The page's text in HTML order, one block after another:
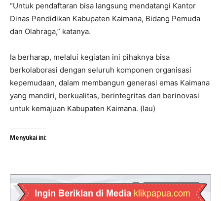
“Untuk pendaftaran bisa langsung mendatangi Kantor
Dinas Pendidikan Kabupaten Kaimana, Bidang Pemuda
dan Olahraga,” katanya.
Ia berharap, melalui kegiatan ini pihaknya bisa
berkolaborasi dengan seluruh komponen organisasi
kepemudaan, dalam membangun generasi emas Kaimana
yang mandiri, berkualitas, berintegritas dan berinovasi
untuk kemajuan Kabupaten Kaimana. (lau)
Menyukai ini: